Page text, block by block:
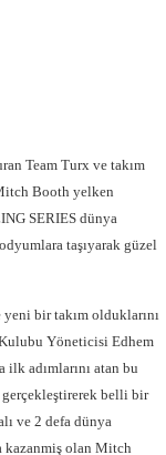
Team Turx ve takım
Booth yelken
SERIES dünya
taşıyarak güzel
yeni bir takım olduklarını
Yöneticisi Edhem
adımlarını atan bu
belli bir
ve 2 defa dünya
kazanmiş olan Mitch